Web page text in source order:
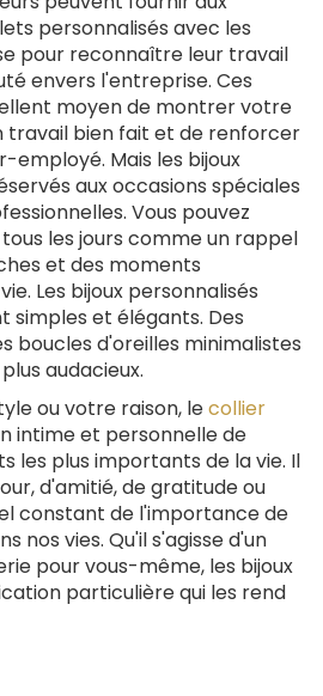
personnalisés avec les
pour reconnaître leur travail
envers l'entreprise. Ces
moyen de montrer votre
travail bien fait et de renforcer
employé. Mais les bijoux
aux occasions spéciales
Vous pouvez
les jours comme un rappel
et des moments
Les bijoux personnalisés
simples et élégants. Des
boucles d'oreilles minimalistes
audacieux.
ou votre raison, lecollier
intime et personnelle de
les plus importants de la vie. Il
d'amitié, de gratitude ou
constant de l'importance de
nos vies. Qu'il s'agisse d'un
pour vous-même, les bijoux
particulière qui les rend